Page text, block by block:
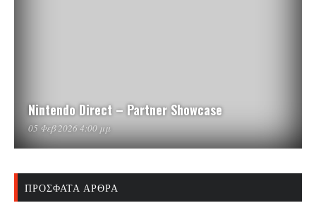
Nintendo Direct – Partner Showcase
05 Φεβ 2026 4:00 μμ
ΠΡΌΣΦΑΤΑ ΆΡΘΡΑ